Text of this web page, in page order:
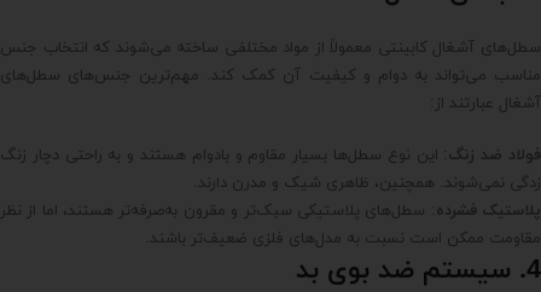
سطل‌های آشغال کابینتی معمولاً از مواد مختلفی ساخته می‌شوند که انتخاب جنس
مناسب می‌تواند به دوام و کیفیت آن کمک کند. مهم‌ترین جنس‌های سطل‌های
آشغال عبارتند از:
فولاد ضد زنگ : این نوع سطل‌ها بسیار مقاوم و بادوام هستند و به راحتی دچار زنگ
زدگی نمی‌شوند. همچنین، ظاهری شیک و مدرن دارند.
پلاستیک فشرده : سطل‌های پلاستیکی سبک‌تر و مقرون به‌صرفه‌تر هستند، اما از نظر
مقاومت ممکن است نسبت به مدل‌های فلزی ضعیف‌تر باشند.
4. سیستم ضد بوی بد